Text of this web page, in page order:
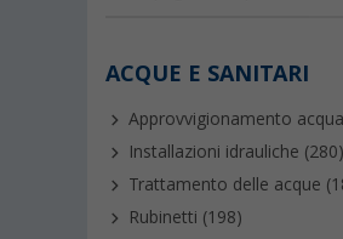
ACQUE E SANITARI
Approvvigionamento
Installazioni idrauliche (280)
Trattamento delle acque
Rubinetti (198)